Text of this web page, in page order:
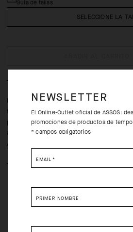
SELECCIONE LA
Guía de tallas
Esta cinta de ciclismo para la cabeza,
transpirable que cuenta con secado
perfecta para controlar el sudor en los
altas.
Aprende más
NEWSLETTER
El Online-Outlet oficial de ASSOS:
promociones de productos de
* campos obligatorios
EMAIL *
PRIMER NOMBRE